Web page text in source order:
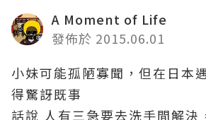
A Moment of Life
發佈於 2015.06.01
小妹可能孤陋寡聞，但在日本
得驚訝既事
話說 人有三急要去洗手間解